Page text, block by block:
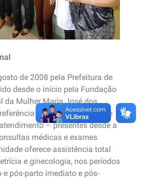
de 2008 pela Prefeitura de
desde o início pela Fundação
da Mulher Maria José dos
graças à excelência e
– presentes desde a
médicas e exames
oferece assistência total
e ginecologia, nos períodos
e pós-parto imediato e pós-